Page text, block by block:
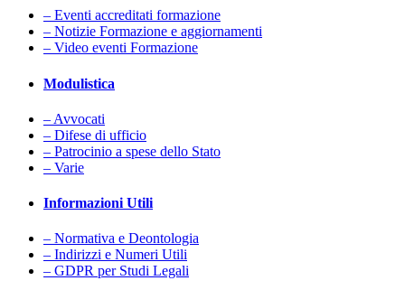
– Eventi accreditati formazione
– Notizie Formazione e aggiornamenti
– Video eventi Formazione
Modulistica
– Avvocati
– Difese di ufficio
– Patrocinio a spese dello Stato
– Varie
Informazioni Utili
– Normativa e Deontologia
– Indirizzi e Numeri Utili
– GDPR per Studi Legali